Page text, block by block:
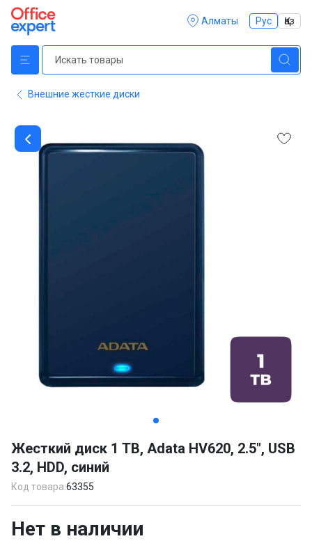
Алматы Рус Қаз
Внешние жесткие диски
of
3
Жесткий диск 1 TB, Adata HV620, 2.5", USB
3.2, HDD, синий
Код товара:63355
Нет в наличии